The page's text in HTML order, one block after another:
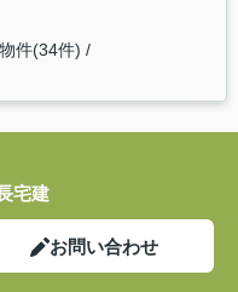
件(34件)
宅建
お問い合わせ